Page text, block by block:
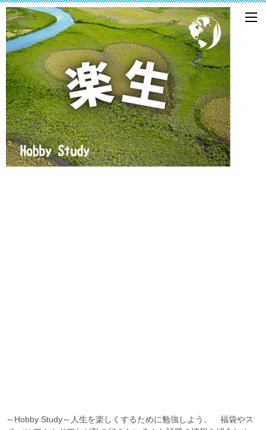
～Hobby Study～人生を楽しくするために勉強しよう。 福袋やス